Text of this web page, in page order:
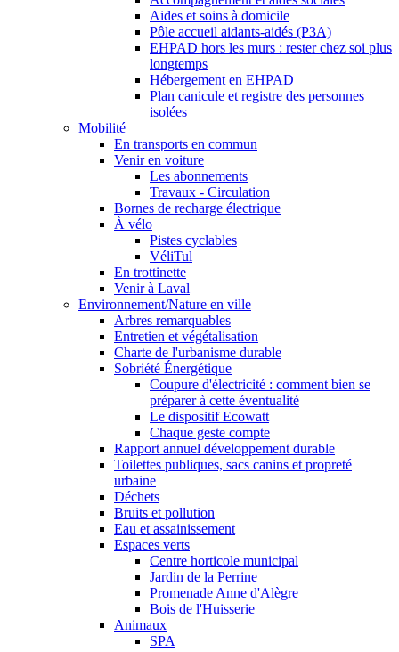
Aides et soins à domicile
Pôle accueil aidants-aidés (P3A)
EHPAD hors les murs : rester chez soi plus
longtemps
Hébergement en EHPAD
Plan canicule et registre des personnes
isolées
Mobilité
En transports en commun
Venir en voiture
Les abonnements
Travaux - Circulation
Bornes de recharge électrique
À vélo
Pistes cyclables
VéliTul
En trottinette
Venir à Laval
Environnement/Nature en ville
Arbres remarquables
Entretien et végétalisation
Charte de l'urbanisme durable
Sobriété Énergétique
Coupure d'électricité : comment bien se
préparer à cette éventualité
Le dispositif Ecowatt
Chaque geste compte
Rapport annuel développement durable
Toilettes publiques, sacs canins et propreté
urbaine
Déchets
Bruits et pollution
Eau et assainissement
Espaces verts
Centre horticole municipal
Jardin de la Perrine
Promenade Anne d'Alègre
Bois de l'Huisserie
Animaux
SPA